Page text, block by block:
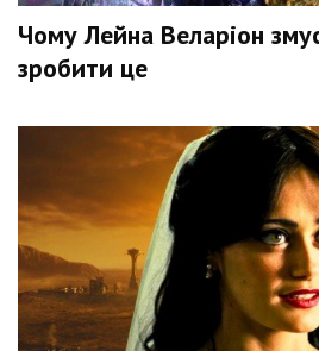
Чому Лейна Веларіон
зробити це